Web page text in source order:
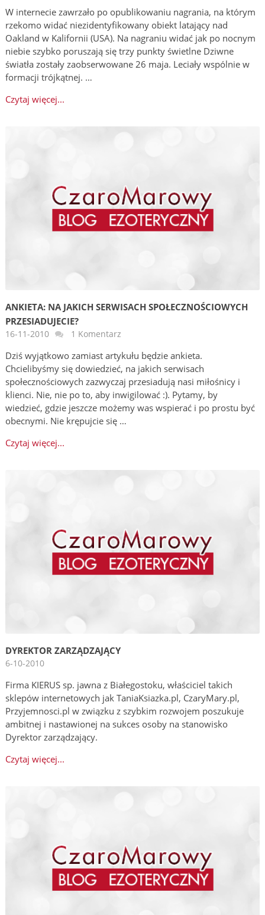
W internecie zawrzało po opublikowaniu nagrania, na którym
rzekomo widać niezidentyfikowany obiekt latający nad
Oakland w Kalifornii (USA). Na nagraniu widać jak po nocnym
niebie szybko poruszają się trzy punkty świetlne Dziwne
światła zostały zaobserwowane 26 maja. Leciały wspólnie w
formacji trójkątnej. …
Czytaj więcej...
ANKIETA: NA JAKICH SERWISACH SPOŁECZNOŚCIOWYCH
PRZESIADUJECIE?
16-11-2010 1 Komentarz
Dziś wyjątkowo zamiast artykułu będzie ankieta.
Chcielibyśmy się dowiedzieć, na jakich serwisach
społecznościowych zazwyczaj przesiadują nasi miłośnicy i
klienci. Nie, nie po to, aby inwigilować :). Pytamy, by
wiedzieć, gdzie jeszcze możemy was wspierać i po prostu być
obecnymi. Nie krępujcie się …
Czytaj więcej...
DYREKTOR ZARZĄDZAJĄCY
6-10-2010
Firma KIERUS sp. jawna z Białegostoku, właściciel takich
sklepów internetowych jak TaniaKsiazka.pl, CzaryMary.pl,
Przyjemnosci.pl w związku z szybkim rozwojem poszukuje
ambitnej i nastawionej na sukces osoby na stanowisko
Dyrektor zarządzający.
Czytaj więcej...